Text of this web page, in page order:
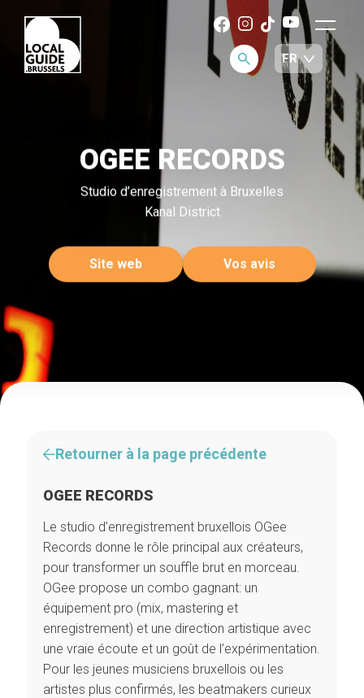
OGEE RECORDS
Studio d’enregistrement à Bruxelles
Kanal District
Site web Vos avis
Retourner à la page précédente
OGEE RECORDS
Le studio d’enregistrement bruxellois OGee
Records donne le rôle principal aux créateurs,
pour transformer un souffle brut en morceau.
OGee propose un combo gagnant: un
équipement pro (mix, mastering et
enregistrement) et une direction artistique avec
une vraie écoute et un goût de l’expérimentation.
Pour les jeunes musiciens bruxellois ou les
artistes plus confirmés, les beatmakers curieux